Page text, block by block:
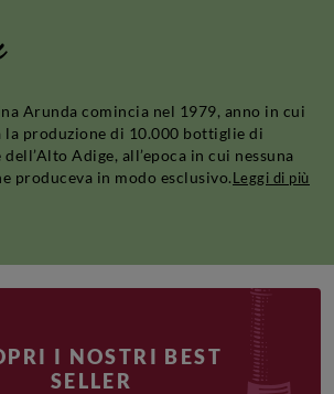
Arunda comincia nel 1979, anno in cui
la produzione di 10.000 bottiglie di
Adige, all’epoca in cui nessuna
produceva in modo esclusivo.Leggi di più
I NOSTRI BEST
SELLER